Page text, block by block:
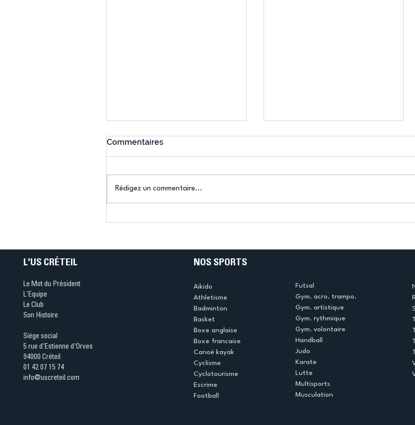
Commentaires
Rédigez un commentaire...
L'US CRÉTEIL
Le Mot du Président
L'Equipe
Le Club
Son Histoire
Siège social
5 rue d'Estienne d'Orves
94000 Créteil
01 42 07 15 74
info@uscreteil.com
NOS SPORTS
Aikido
Athletisme
Badminton
Basket
Boxe anglaise
Boxe francaise
Canoë kayak
Cyclisme
Cyclotourisme
Escrime
Football
Futsal
Gym. acro. trampo.
Gym. artistique
Gym. rythmique
Gym. volontaire
Handball
Judo
Karate
Lutte
Multisports
Musculation